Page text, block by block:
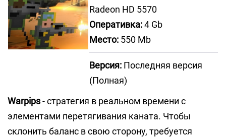
Radeon HD 5570
Оперативка:4 Gb
Место: 550 Mb
Версия: Последняя версия
(Полная)
Warpips- стратегия в реальном времени с
элементами перетягивания каната. Чтобы
склонить баланс в свою сторону, требуется